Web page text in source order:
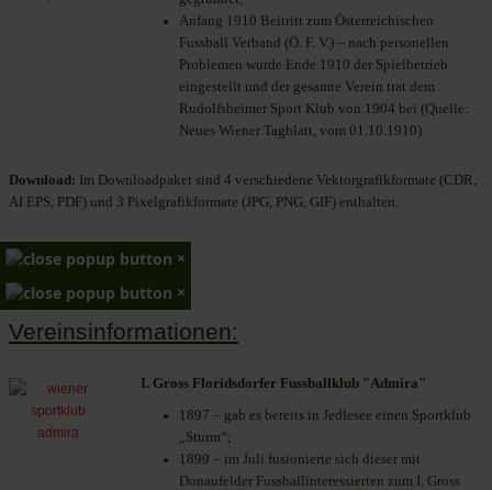
Anfang 1910 Beitritt zum Österreichischen
Fussball Verband (Ö. F. V.) – nach personellen
Problemen wurde Ende 1910 der Spielbetrieb
eingestellt und der gesamte Verein trat dem
Rudolfsheimer Sport Klub von 1904 bei (Quelle:
Neues Wiener Tagblatt, vom 01.10.1910)
Download: Im Downloadpaket sind 4 verschiedene Vektorgrafikformate (CDR,
AI EPS, PDF) und 3 Pixelgrafikformate (JPG, PNG, GIF) enthalten.
×
×
Vereinsinformationen:
I. Gross Floridsdorfer Fussballklub "Admira"
1897 – gab es bereits in Jedlesee einen Sportklub
„Sturm“;
1899 – im Juli fusionierte sich dieser mit
Donaufelder Fussballinteressierten zum I. Gross